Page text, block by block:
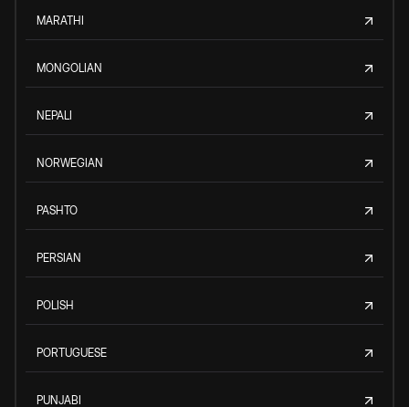
MARATHI
MONGOLIAN
NEPALI
NORWEGIAN
PASHTO
PERSIAN
POLISH
PORTUGUESE
PUNJABI